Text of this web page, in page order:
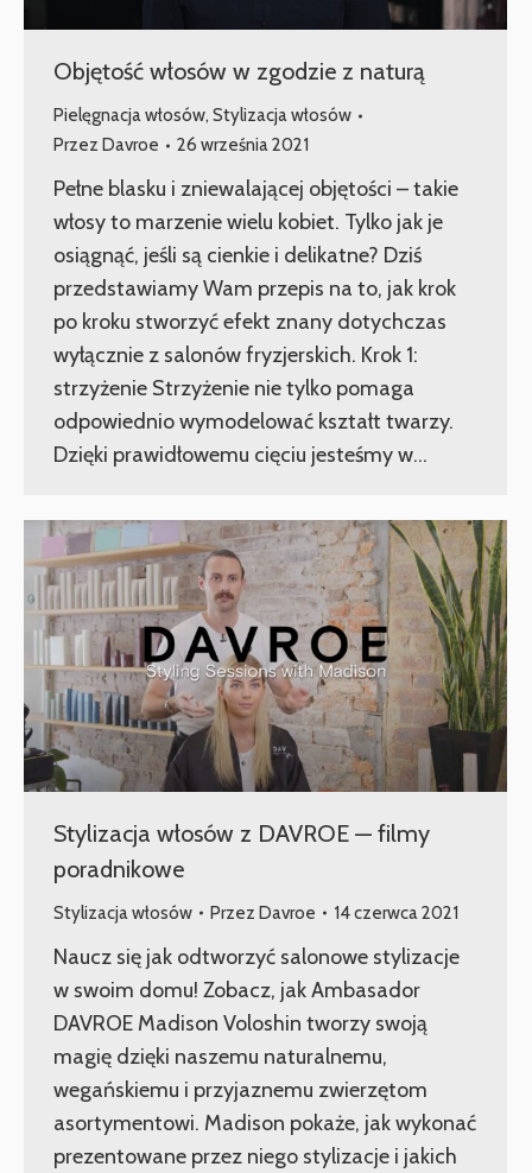
Objętość włosów w zgodzie z naturą
Pielęgnacja włosów, Stylizacja włosów
Przez Davroe 26 września 2021
Pełne blasku i zniewalającej objętości – takie
włosy to marzenie wielu kobiet. Tylko jak je
osiągnąć, jeśli są cienkie i delikatne? Dziś
przedstawiamy Wam przepis na to, jak krok
po kroku stworzyć efekt znany dotychczas
wyłącznie z salonów fryzjerskich. Krok 1:
strzyżenie Strzyżenie nie tylko pomaga
odpowiednio wymodelować kształt twarzy.
Dzięki prawidłowemu cięciu jesteśmy w…
Stylizacja włosów z DAVROE — filmy
poradnikowe
Stylizacja włosów Przez Davroe 14 czerwca 2021
Naucz się jak odtworzyć salonowe stylizacje
w swoim domu! Zobacz, jak Ambasador
DAVROE Madison Voloshin tworzy swoją
magię dzięki naszemu naturalnemu,
wegańskiemu i przyjaznemu zwierzętom
asortymentowi. Madison pokaże, jak wykonać
prezentowane przez niego stylizacje i jakich